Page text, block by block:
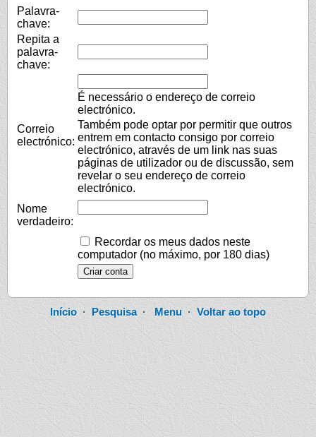
Palavra-
chave:
Repita a
palavra-
chave:
Correio
electrónico:
É necessário o endereço de correio
electrónico.
Também pode optar por permitir que outros
entrem em contacto consigo por correio
electrónico, através de um link nas suas
páginas de utilizador ou de discussão, sem
revelar o seu endereço de correio
electrónico.
Nome
verdadeiro:
Recordar os meus dados neste
computador (no máximo, por 180 dias)
Início·Pesquisa· Menu· Voltar ao topo